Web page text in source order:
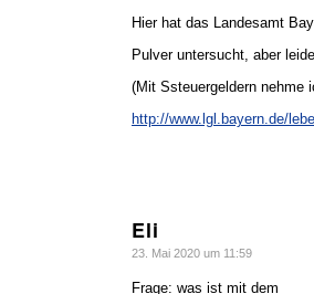
Hier hat das Landesamt
Pulver untersucht, aber
(Mit Ssteuergeldern nehme
http://www.lgl.bayern.de/
Eli
sagte:
23. Mai 2020 um 11:59
Frage: was ist mit dem